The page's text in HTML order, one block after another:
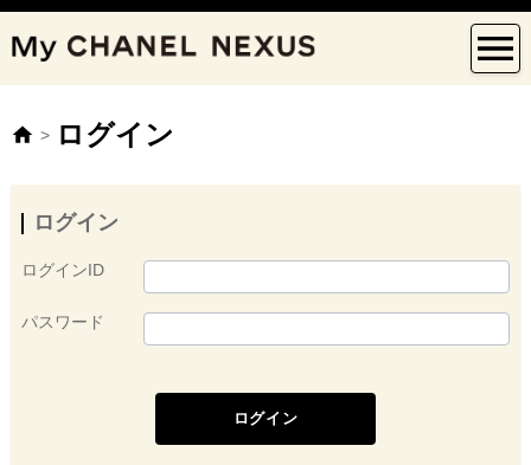
> ログイン
ログイン
ログインID
パスワード
ログイン